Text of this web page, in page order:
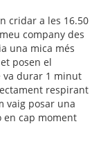
cridar a les 16.50
company des
una mica més
posen el
va durar 1 minut
respirant
vaig posar una
en cap moment